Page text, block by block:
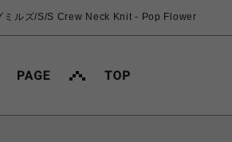
ルズ/S/S Crew Neck Knit - Pop Flower